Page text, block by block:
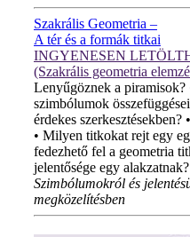
Szakrális Geometria –
A tér és a formák titkai
INGYENESEN
(Szakrális geometria
Lenyűgöznek a piramisok?
szimbólumok
érdekes
• Milyen titkokat rejt egy
fedezhető fel a geometria
jelentősége egy alakzatnak?
Szimbólumokról és
megközelítésben